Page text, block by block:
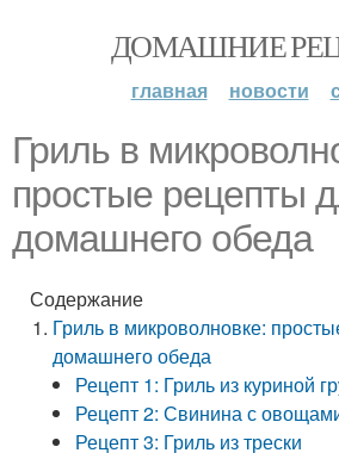
ДОМАШНИЕ
главная новости
Гриль в
простые рецепты
домашнего обеда
Содержание
Гриль в микроволновке:
домашнего обеда
Рецепт 1: Гриль из куриной
Рецепт 2: Свинина с
Рецепт 3: Гриль из трески